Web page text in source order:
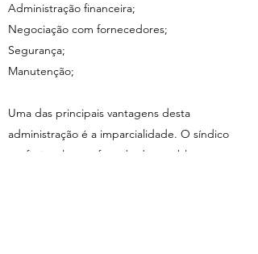
Administração financeira;
Negociação com fornecedores;
Segurança;
Manutenção;
Uma das principais vantagens desta
administração é a imparcialidade. O síndico
profissional está afastado dos problemas